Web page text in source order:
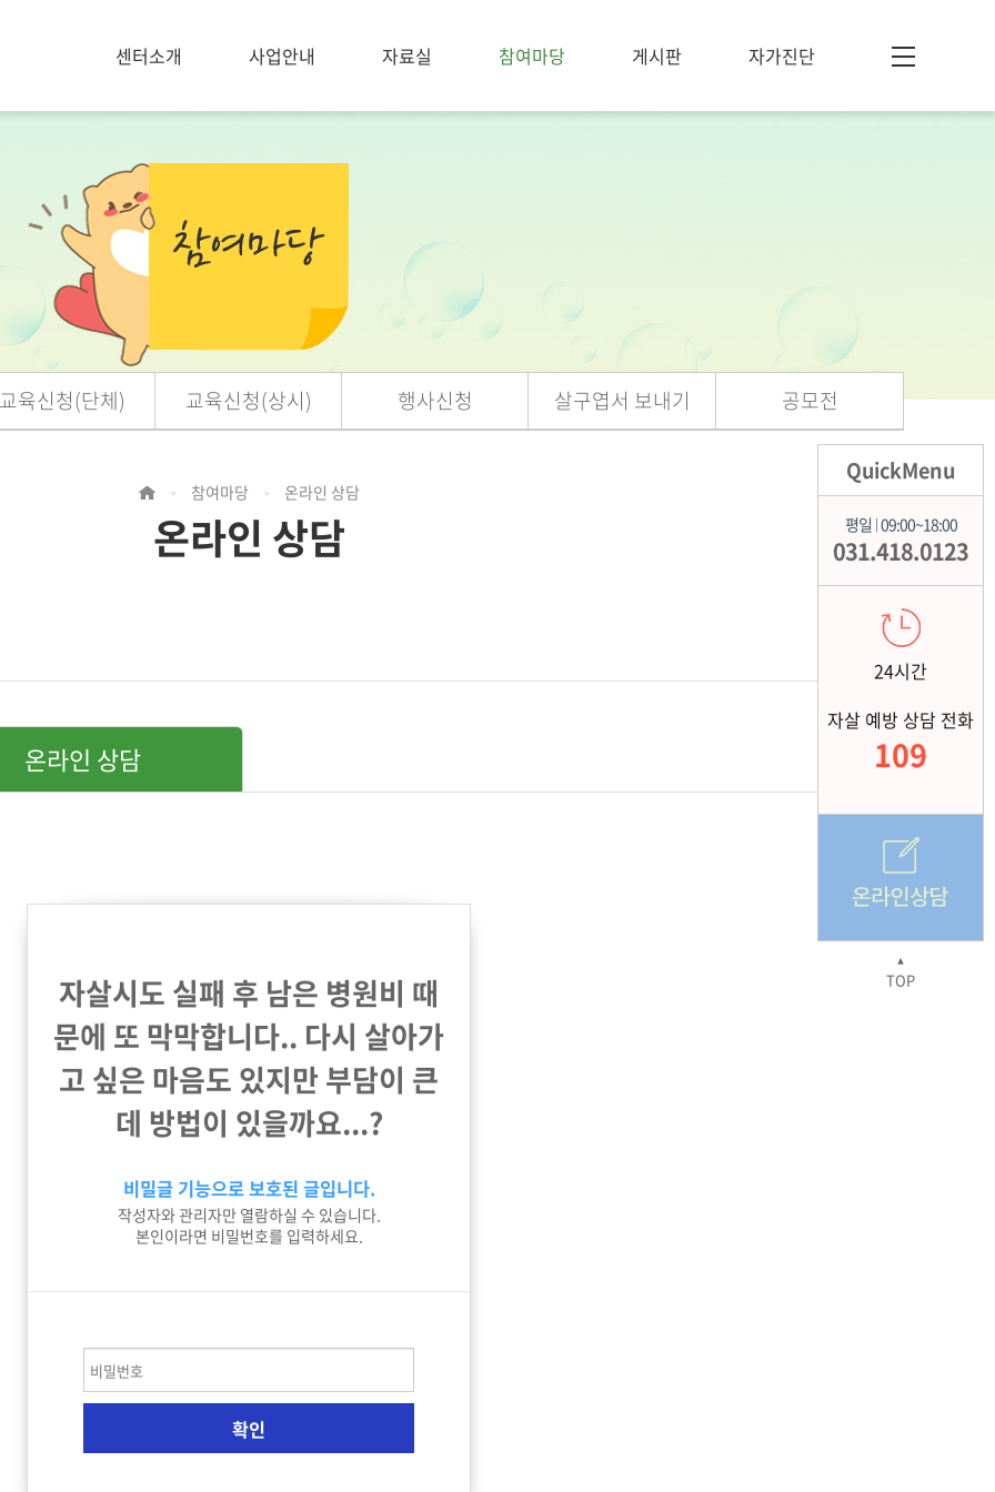
센터소개 사업안내 자료실 참여마당 게시판 자가진단
교육신청(단체) 교육신청(상시) 행사신청 살구엽서 보내기 공모전
> 참여마당 > 온라인 상담
온라인 상담
온라인 상담
자살시도 실패 후 남은 병원비 때
문에 또 막막합니다.. 다시 살아가
고 싶은 마음도 있지만 부담이 큰
데 방법이 있을까요...?
비밀글 기능으로 보호된 글입니다.
작성자와 관리자만 열람하실 수 있습니다.
본인이라면 비밀번호를 입력하세요.
QuickMenu
평일 | 09:00~18:00
031.418.0123
24시간
자살 예방 상담 전화
109
▲
TOP